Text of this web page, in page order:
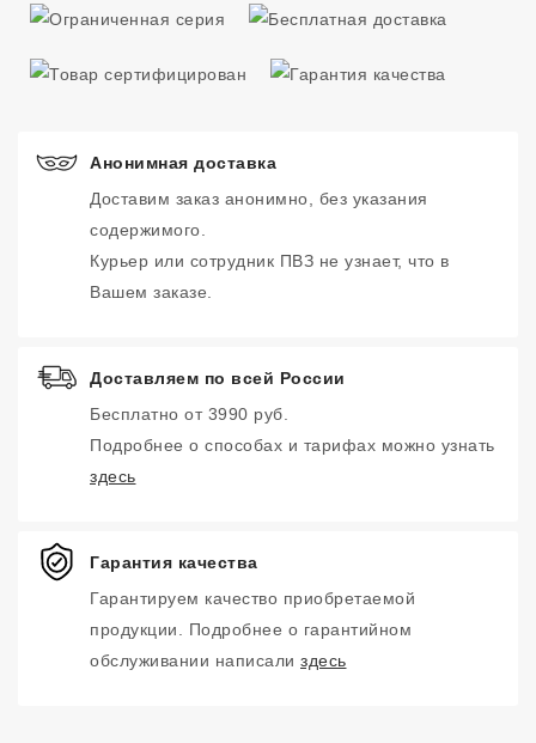
Анонимная доставка
Доставим заказ анонимно, без указания
содержимого.
Курьер или сотрудник ПВЗ не узнает, что в
Вашем заказе.
Доставляем по всей России
Бесплатно от 3990 руб.
Подробнее о способах и тарифах можно узнать
здесь
Гарантия качества
Гарантируем качество приобретаемой
продукции. Подробнее о гарантийном
обслуживании написали здесь